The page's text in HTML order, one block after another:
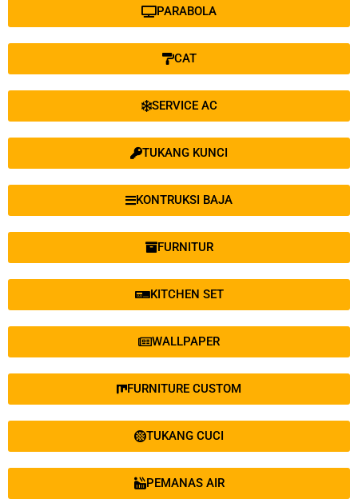
PARABOLA
CAT
SERVICE AC
TUKANG KUNCI
KONTRUKSI BAJA
FURNITUR
KITCHEN SET
WALLPAPER
FURNITURE CUSTOM
TUKANG CUCI
PEMANAS AIR